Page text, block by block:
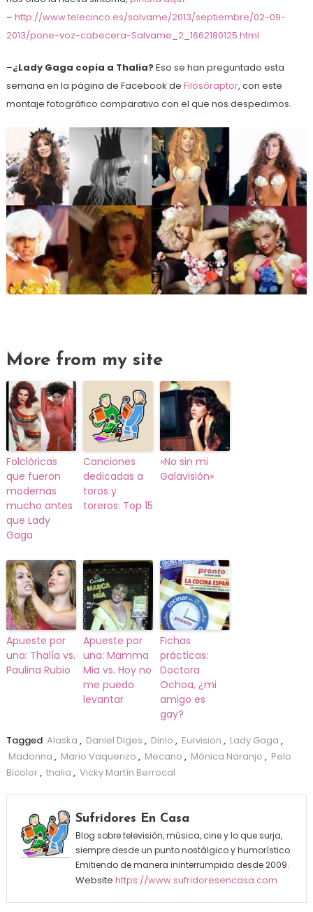
– http://www.telecinco.es/salvame/2013/septiembre/02-09-
2013/pone-voz-cabecera-Salvame_2_1662180125.html
–¿Lady Gaga copia a Thalia?Eso se han preguntado esta
semana en la página de Facebook de Filosóraptor, con este
montaje fotográfico comparativo con el que nos despedimos.
More from my site
Folclóricas
que fueron
modernas
mucho antes
que Lady
Gaga
Canciones
dedicadas a
toros y
toreros: Top 15
«No sin mi
Galavisión»
Apueste por
una: Thalía vs.
Paulina Rubio
Apueste por
una: Mamma
Mia vs. Hoy no
me puedo
levantar
Fichas
prácticas:
Doctora
Ochoa, ¿mi
amigo es
gay?
Tagged Alaska , Daniel Diges , Dinio , Eurvision , Lady Gaga ,
Madonna , Mario Vaquerizo , Mecano , Mónica Naranjo , Pelo
Bicolor, thalia , Vicky Martín Berrocal
Sufridores En Casa
Blog sobre televisión, música, cine y lo que surja,
siempre desde un punto nostálgico y humorístico.
Emitiendo de manera ininterrumpida desde 2009.
Website https://www.sufridoresencasa.com